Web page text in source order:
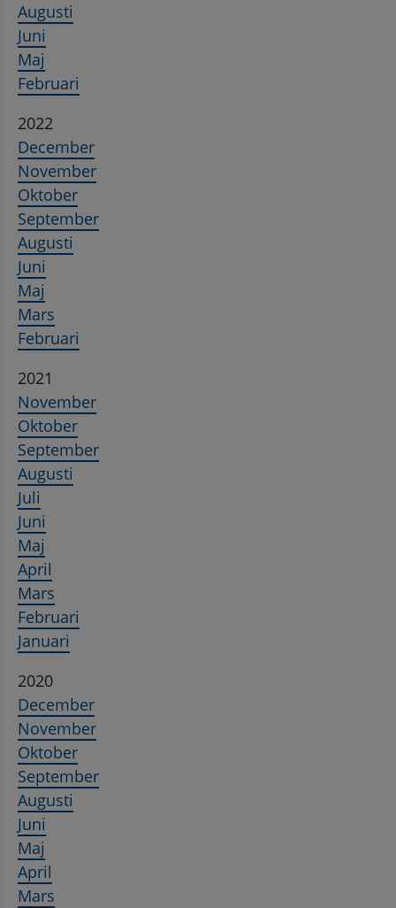
Augusti
Juni
Maj
Februari
2022
December
November
Oktober
September
Augusti
Juni
Maj
Mars
Februari
2021
November
Oktober
September
Augusti
Juli
Juni
Maj
April
Mars
Februari
Januari
2020
December
November
Oktober
September
Augusti
Juni
Maj
April
Mars